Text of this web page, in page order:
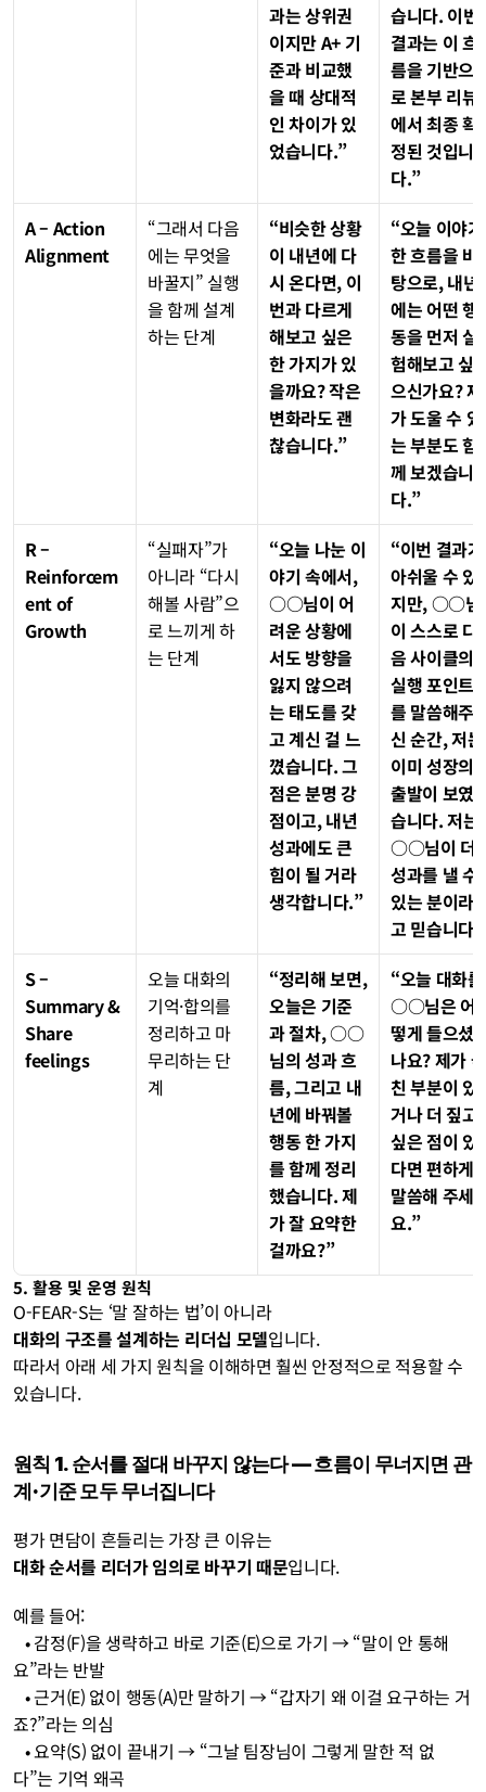
과는 상위권
이지만 A+ 기
준과 비교했
을 때 상대적
인 차이가 있
었습니다.”
습니다. 이번
결과는 이 흐
름을 기반으
로 본부 리뷰
에서 최종 확
정된 것입니
다.”
A – Action
Alignment
“그래서 다음
에는 무엇을
바꿀지” 실행
을 함께 설계
하는 단계
“비슷한 상황
이 내년에 다
시 온다면, 이
번과 다르게
해보고 싶은
한 가지가 있
을까요? 작은
변화라도 괜
찮습니다.”
“오늘 이야기
한 흐름을 바
탕으로, 내년
에는 어떤 행
동을 먼저 실
험해보고 싶
으신가요? 제
가 도울 수 있
는 부분도 함
께 보겠습니
다.”
R –
Reinforcem
ent of
Growth
“실패자”가
아니라 “다시
해볼 사람”으
로 느끼게 하
는 단계
“오늘 나눈 이
야기 속에서,
○○님이 어
려운 상황에
서도 방향을
잃지 않으려
는 태도를 갖
고 계신 걸 느
꼈습니다. 그
점은 분명 강
점이고, 내년
성과에도 큰
힘이 될 거라
생각합니다.”
“이번 결과가
아쉬울 수 있
지만, ○○님
이 스스로 다
음 사이클의
실행 포인트
를 말씀해주
신 순간, 저는
이미 성장의
출발이 보였
습니다. 저는
○○님이 더
성과를 낼 수
있는 분이라
고 믿습니다
S –
Summary &
Share
feelings
오늘 대화의
기억·합의를
정리하고 마
무리하는 단
계
“정리해 보면,
오늘은 기준
과 절차, ○○
님의 성과 흐
름, 그리고 내
년에 바꿔볼
행동 한 가지
를 함께 정리
했습니다. 제
가 잘 요약한
걸까요?”
“오늘 대화를
○○님은 어
떻게 들으셨
나요? 제가 놓
친 부분이 있
거나 더 짚고
싶은 점이 있
다면 편하게
말씀해 주세
요.”
5. 활용 및 운영 원칙
O-FEAR-S는 ‘말 잘하는 법’이 아니라
대화의 구조를 설계하는 리더십 모델입니다.
따라서 아래 세 가지 원칙을 이해하면 훨씬 안정적으로 적용할 수
있습니다.
원칙 1. 순서를 절대 바꾸지 않는다 — 흐름이 무너지면 관
계·기준 모두 무너집니다
평가 면담이 흔들리는 가장 큰 이유는
대화 순서를 리더가 임의로 바꾸기 때문입니다.
예를 들어:
   • 감정(F)을 생략하고 바로 기준(E)으로 가기 → “말이 안 통해
요”라는 반발
   • 근거(E) 없이 행동(A)만 말하기 → “갑자기 왜 이걸 요구하는 거
죠?”라는 의심
   • 요약(S) 없이 끝내기 → “그날 팀장님이 그렇게 말한 적 없
다”는 기억 왜곡